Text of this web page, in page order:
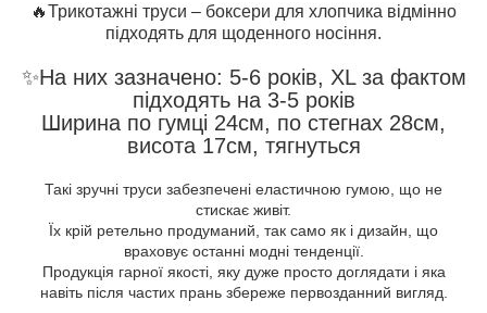
🔥Трикотажні труси – боксери для хлопчика відмінно
підходять для щоденного носіння.
✨На них зазначено: 5-6 років, ХL за фактом
підходять на 3-5 років
Ширина по гумці 24см, по стегнах 28см,
висота 17см, тягнуться
Такі зручні труси забезпечені еластичною гумою, що не
стискає живіт.
Їх крій ретельно продуманий, так само як і дизайн, що
враховує останні модні тенденції.
Продукція гарної якості, яку дуже просто доглядати і яка
навіть після частих прань збереже первозданний вигляд.